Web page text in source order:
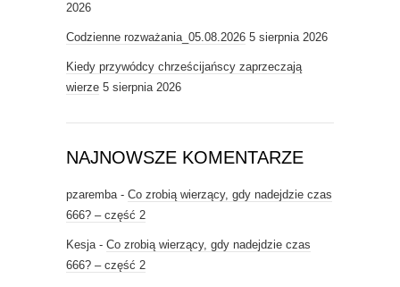
2026
Codzienne rozważania_05.08.2026 5 sierpnia 2026
Kiedy przywódcy chrześcijańscy zaprzeczają
wierze 5 sierpnia 2026
NAJNOWSZE KOMENTARZE
pzaremba- Co zrobią wierzący, gdy nadejdzie czas
666? – część 2
Kesja- Co zrobią wierzący, gdy nadejdzie czas
666? – część 2